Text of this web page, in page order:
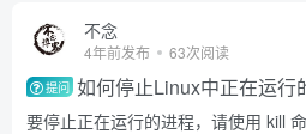
不念
4年前发布 63次阅读
提问 如何停止Linux中正在运行
要停止正在运行的进程，请使用 kill